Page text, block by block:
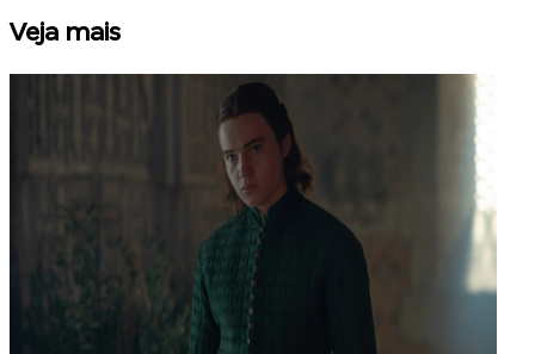
Veja mais